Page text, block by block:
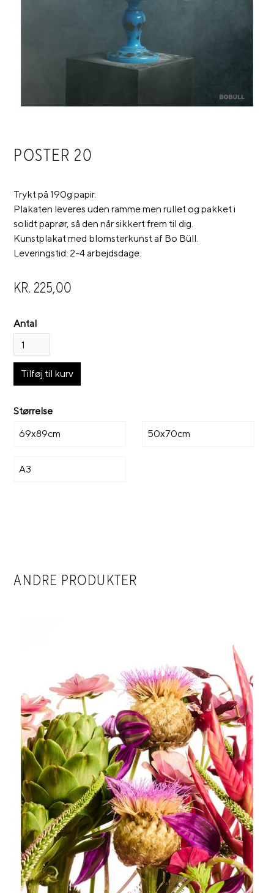
POSTER 20
Trykt på 190g papir.
Plakaten leveres uden ramme men rullet og pakket i
solidt paprør, så den når sikkert frem til dig.
Kunstplakat med blomsterkunst af Bo Büll.
Leveringstid: 2-4 arbejdsdage.
KR. 225,00
Antal
Størrelse
69x89cm
50x70cm
A3
ANDRE PRODUKTER